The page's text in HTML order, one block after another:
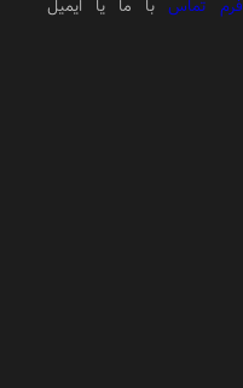
فرم تماس با ما یا ایمیل